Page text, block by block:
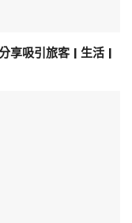
享吸引旅客 | 生活 |